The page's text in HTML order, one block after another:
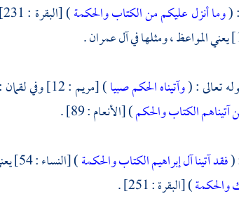
: (وما أنزل عليكم من الكتاب والحكمة) [البقرة : 231] يعني مواعظ القرآن ، وفي النساء : (
تعالى : (وآتيناه الحكم صبيا) [مريم : 12] وفي لقمان : (
آتيناهم الكتاب والحكم) [الأنعام : 89] .
(فقد آتينا آل إبراهيم الكتاب والحكمة) [النساء : 54] يعني النبوة وفي ص : (
والحكمة) [البقرة : 251] .